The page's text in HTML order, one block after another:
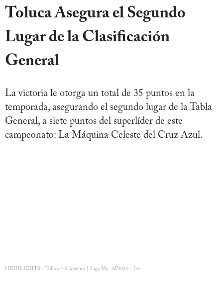
Toluca Asegura el Segundo
Lugar de la Clasificación
General
La victoria le otorga un total de 35 puntos en la
temporada, asegurando el segundo lugar de la Tabla
General, a siete puntos del superlíder de este
campeonato: La Máquina Celeste del Cruz Azul.
HIGHLIGHTS – Toluca 4-0 América | Liga Mx -AP2024 – J16